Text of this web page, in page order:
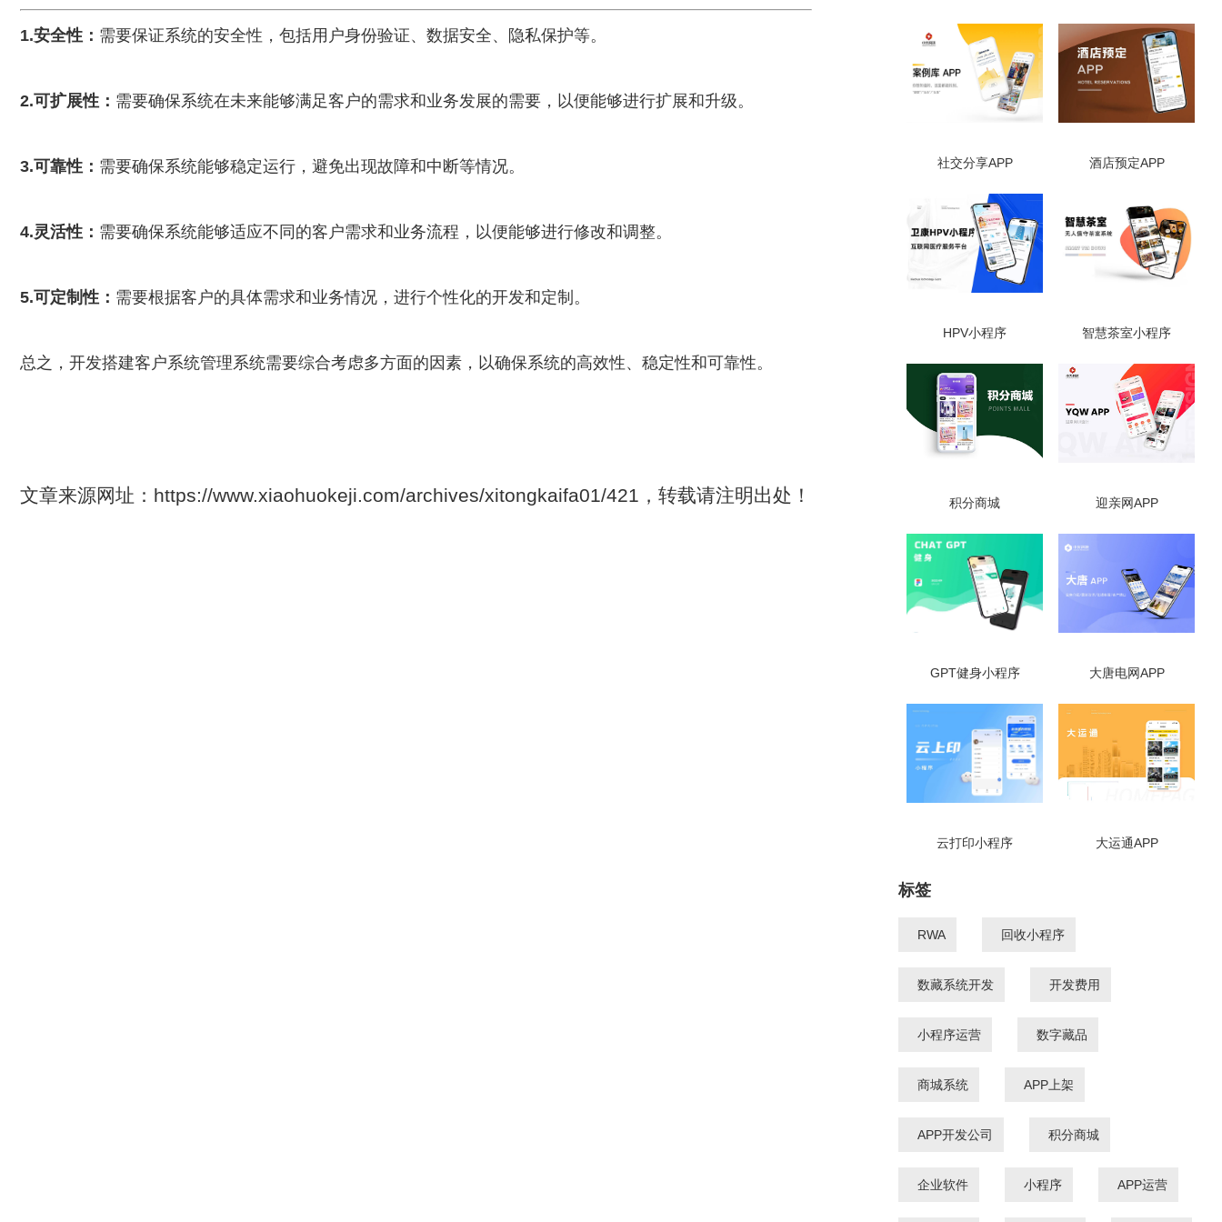
1.安全性： 需要保证系统的安全性，包括用户身份验证、数据安全、隐私保护等。
2.可扩展性： 需要确保系统在未来能够满足客户的需求和业务发展的需要，以便能够进行扩展和升级。
3.可靠性： 需要确保系统能够稳定运行，避免出现故障和中断等情况。
4.灵活性： 需要确保系统能够适应不同的客户需求和业务流程，以便能够进行修改和调整。
5.可定制性： 需要根据客户的具体需求和业务情况，进行个性化的开发和定制。
总之，开发搭建客户系统管理系统需要综合考虑多方面的因素，以确保系统的高效性、稳定性和可靠性。
文章来源网址：https://www.xiaohuokeji.com/archives/xitongkaifa01/421，转载请注明出处！
社交分享APP 酒店预定APP
HPV小程序 智慧茶室小程序
积分商城 迎亲网APP
GPT健身小程序 大唐电网APP
云打印小程序 大运通APP
标签
RWA 回收小程序
数藏系统开发 开发费用
小程序运营 数字藏品
商城系统 APP上架
APP开发公司 积分商城
企业软件 小程序 APP运营